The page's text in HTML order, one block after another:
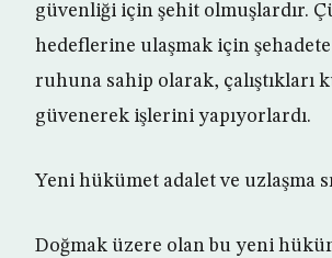
güvenliği için şehit olmuşlardır.
hedeflerine ulaşmak için şehadete
ruhuna sahip olarak, çalıştıkları
güvenerek işlerini yapıyorlardı.
Yeni hükümet adalet ve uzlaşma
Doğmak üzere olan bu yeni